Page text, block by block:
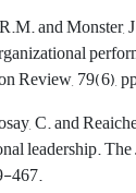
and Monster,
Review, 79(6),
C. and
leadership.
467.